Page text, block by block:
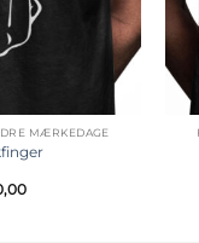
MÆRKEDAGE